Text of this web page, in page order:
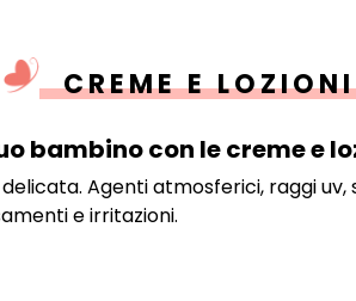
CREME E LOZIONI
bambino con le creme e
Agenti atmosferici, raggi
e irritazioni.
viso, creme idratanti e lenitive